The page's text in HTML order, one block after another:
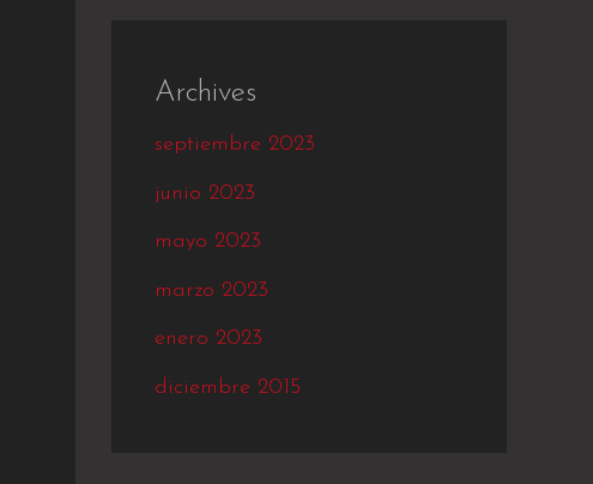
Archives
septiembre 2023
junio 2023
mayo 2023
marzo 2023
enero 2023
diciembre 2015